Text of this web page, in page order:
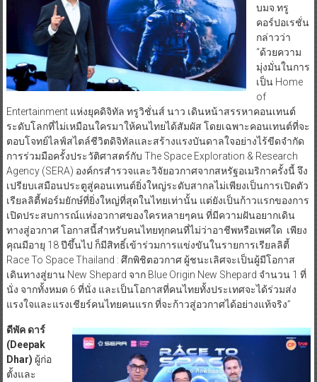
บมจ.ทรู
คอร์ปอเรชั่น
กล่าวว่า
“ด้วยความ
มุ่งมั่นในการ
เป็น Home
of
Entertainment แห่งยุคดิจิทัล ทรูวิชั่นส์ นาว เดินหน้าสรรหาคอนเทนต์
ระดับโลกที่ไม่เหมือนใครมาให้คนไทยได้สัมผัส โดยเฉพาะคอนเทนต์ที่จะ
ตอบโจทย์ไลฟ์สไตล์ชีวิตดิจิทัลและสร้างแรงบันดาลใจอย่างไร้ขีดจำกัด
การร่วมมือครั้งประวัติศาสตร์กับ The Space Exploration & Research
Agency (SERA) องค์กรสำรวจและวิจัยอวกาศจากสหรัฐอเมริกาครั้งนี้ จึง
เปรียบเสมือนประตูสู่คอนเทนต์ยิ่งใหญ่ระดับสากลไม่เพียงเป็นการเปิดตัว
เรียลลิตี้ฟอร์มยักษ์ที่ยิ่งใหญ่ที่สุดในไทยเท่านั้น แต่ยังเป็นก้าวแรกของการ
เปิดประสบการณ์แห่งอวกาศของใครหลายๆคน ที่มีความฝันอยากเดิน
ทางสู่อวกาศ โอกาสนี้สำหรับคนไทยทุกคนที่ไม่ว่าอาชีพหรือเพศใด เพียง
คุณมีอายุ 18 ปีขึ้นไป ก็มีสิทธิ์เข้าร่วมการแข่งขันในรายการเรียลลิตี้
Race To Space Thailand : ศึกพิชิตอวกาศ ผู้ชนะเลิศจะเป็นผู้มีโอกาส
เดินทางสู่ยาน New Shepard จาก Blue Origin New Shepard จำนวน 1 ที่
นั่ง จากทั้งหมด 6 ที่นั่ง และเป็นโอกาสที่คนไทยทั้งประเทศจะได้ร่วมส่ง
แรงใจและแรงเชียร์คนไทยคนแรก ที่จะก้าวสู่อวกาศได้อย่างแท้จริง”
ดีพัค ดาร์
(Deepak
Dhar) ผู้ก่อ
ตั้งและ